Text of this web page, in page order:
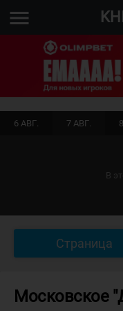
menu
6 АВГ. 7 АВГ.
В
Страница
Московское